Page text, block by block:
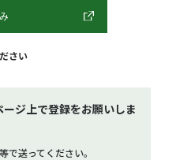
さい
ジ上で登録をお願いしま
で送ってください。